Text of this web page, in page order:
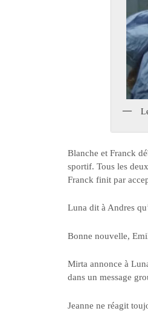
Blanche et Franck
sportif. Tous les
Franck finit par
Luna dit à Andres
Bonne nouvelle,
Mirta annonce à
dans un message
Jeanne ne réagit